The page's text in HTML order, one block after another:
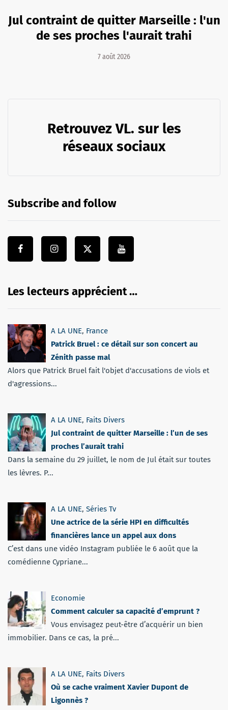
Jul contraint de quitter Marseille : l'un
de ses proches l'aurait trahi
7 août 2026
Retrouvez VL. sur les
réseaux sociaux
Subscribe and follow
Les lecteurs apprécient …
A LA UNE, France
Patrick Bruel : ce détail sur son concert au
Zénith passe mal
Alors que Patrick Bruel fait l'objet d'accusations de viols et
d'agressions...
A LA UNE, Faits Divers
Jul contraint de quitter Marseille : l’un de ses
proches l’aurait trahi
Dans la semaine du 29 juillet, le nom de Jul était sur toutes
les lèvres. P...
A LA UNE, Séries Tv
Une actrice de la série HPI en difficultés
financières lance un appel aux dons
C’est dans une vidéo Instagram publiée le 6 août que la
comédienne Cypriane...
Economie
Comment calculer sa capacité d’emprunt ?
Vous envisagez peut-être d’acquérir un bien
immobilier. Dans ce cas, la pré...
A LA UNE, Faits Divers
Où se cache vraiment Xavier Dupont de
Ligonnès ?